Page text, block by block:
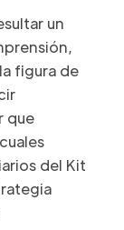
un
figura de
que
del Kit